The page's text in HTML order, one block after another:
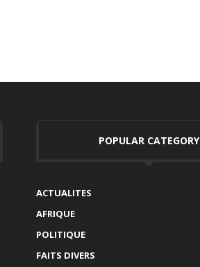
POPULAR CATEGORY
ACTUALITES
AFRIQUE
POLITIQUE
FAITS DIVERS